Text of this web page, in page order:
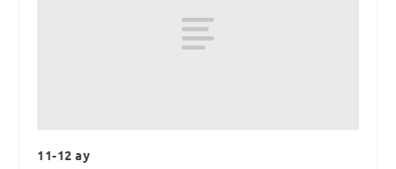
11-12 ay